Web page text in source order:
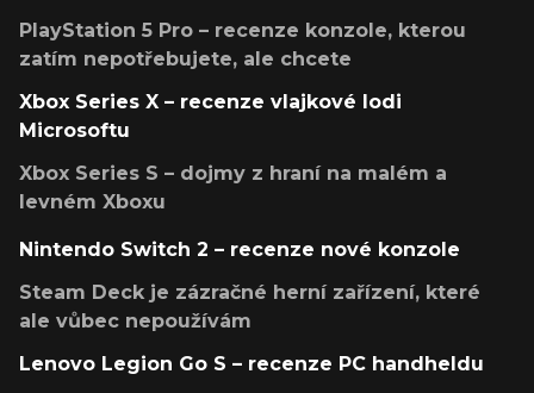
PlayStation 5 Pro – recenze konzole, kterou
zatím nepotřebujete, ale chcete
Xbox Series X – recenze vlajkové lodi
Microsoftu
Xbox Series S – dojmy z hraní na malém a
levném Xboxu
Nintendo Switch 2 – recenze nové konzole
Steam Deck je zázračné herní zařízení, které
ale vůbec nepoužívám
Lenovo Legion Go S – recenze PC handheldu